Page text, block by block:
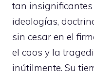
tan
ideologías,
sin cesar en el
el caos y la
inútilmente. Su